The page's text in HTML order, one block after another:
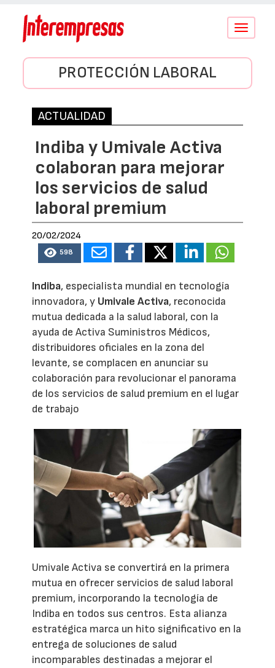
Conmutar
PROTECCIÓN LABORAL
ACTUALIDAD
Indiba y Umivale Activa
colaboran para mejorar
los servicios de salud
laboral premium
20/02/2024
598
Indiba, especialista mundial en tecnología
innovadora, y Umivale Activa, reconocida
mutua dedicada a la salud laboral, con la
ayuda de Activa Suministros Médicos,
distribuidores oficiales en la zona del
levante, se complacen en anunciar su
colaboración para revolucionar el panorama
de los servicios de salud premium en el lugar
de trabajo
Umivale Activa se convertirá en la primera
mutua en ofrecer servicios de salud laboral
premium, incorporando la tecnología de
Indiba en todos sus centros. Esta alianza
estratégica marca un hito significativo en la
entrega de soluciones de salud
incomparables destinadas a mejorar el